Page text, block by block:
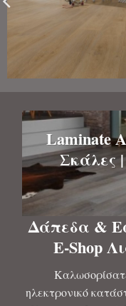
Laminate
Σκάλες |
Δάπεδα &
E-Shop
ηλεκτρονικό